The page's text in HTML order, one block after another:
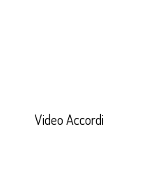
Video Accordi